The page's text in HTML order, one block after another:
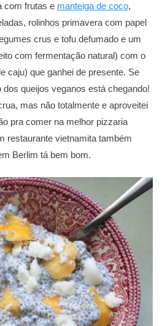
com frutas e manteiga de coco,
rolinhos primavera com papel
crus e tofu defumado e um
com fermentação natural) com o
caju) que ganhei de presente. Se
queijos veganos está chegando!
mas não totalmente e aproveitei
pra comer na melhor pizzaria
restaurante vietnamita também
Berlim tá bem bom.